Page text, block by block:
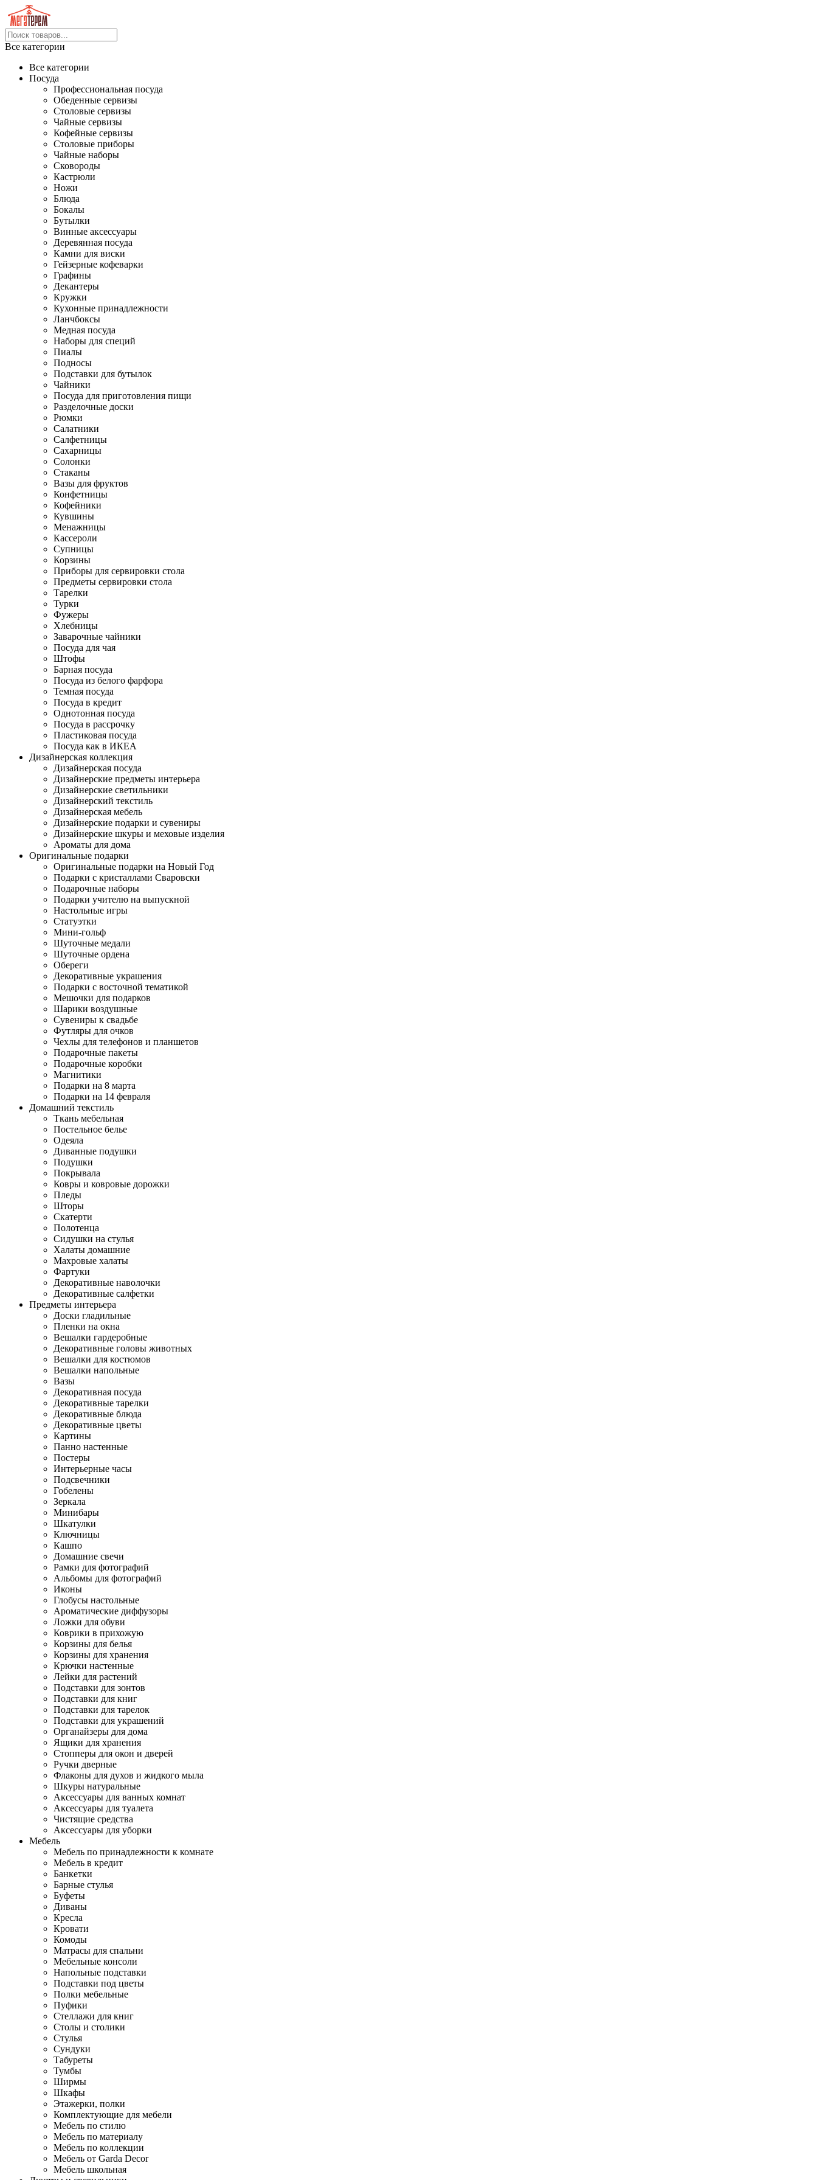
Все категории
Все категории
Посуда
Профессиональная посуда
Обеденные сервизы
Столовые сервизы
Чайные сервизы
Кофейные сервизы
Столовые приборы
Чайные наборы
Сковороды
Кастрюли
Ножи
Блюда
Бокалы
Бутылки
Винные аксессуары
Деревянная посуда
Камни для виски
Гейзерные кофеварки
Графины
Декантеры
Кружки
Кухонные принадлежности
Ланчбоксы
Медная посуда
Наборы для специй
Пиалы
Подносы
Подставки для бутылок
Чайники
Посуда для приготовления пищи
Разделочные доски
Рюмки
Салатники
Салфетницы
Сахарницы
Солонки
Стаканы
Вазы для фруктов
Конфетницы
Кофейники
Кувшины
Менажницы
Кассероли
Супницы
Корзины
Приборы для сервировки стола
Предметы сервировки стола
Тарелки
Турки
Фужеры
Хлебницы
Заварочные чайники
Посуда для чая
Штофы
Барная посуда
Посуда из белого фарфора
Темная посуда
Посуда в кредит
Однотонная посуда
Посуда в рассрочку
Пластиковая посуда
Посуда как в ИКЕА
Дизайнерская коллекция
Дизайнерская посуда
Дизайнерские предметы интерьера
Дизайнерские светильники
Дизайнерский текстиль
Дизайнерская мебель
Дизайнерские подарки и сувениры
Дизайнерские шкуры и меховые изделия
Ароматы для дома
Оригинальные подарки
Оригинальные подарки на Новый Год
Подарки с кристаллами Сваровски
Подарочные наборы
Подарки учителю на выпускной
Настольные игры
Статуэтки
Мини-гольф
Шуточные медали
Шуточные ордена
Обереги
Декоративные украшения
Подарки с восточной тематикой
Мешочки для подарков
Шарики воздушные
Сувениры к свадьбе
Футляры для очков
Чехлы для телефонов и планшетов
Подарочные пакеты
Подарочные коробки
Магнитики
Подарки на 8 марта
Подарки на 14 февраля
Домашний текстиль
Ткань мебельная
Постельное белье
Одеяла
Диванные подушки
Подушки
Покрывала
Ковры и ковровые дорожки
Пледы
Шторы
Скатерти
Полотенца
Сидушки на стулья
Халаты домашние
Махровые халаты
Фартуки
Декоративные наволочки
Декоративные салфетки
Предметы интерьера
Доски гладильные
Пленки на окна
Вешалки гардеробные
Декоративные головы животных
Вешалки для костюмов
Вешалки напольные
Вазы
Декоративная посуда
Декоративные тарелки
Декоративные блюда
Декоративные цветы
Картины
Панно настенные
Постеры
Интерьерные часы
Подсвечники
Гобелены
Зеркала
Минибары
Шкатулки
Ключницы
Кашпо
Домашние свечи
Рамки для фотографий
Альбомы для фотографий
Иконы
Глобусы настольные
Ароматические диффузоры
Ложки для обуви
Коврики в прихожую
Корзины для белья
Корзины для хранения
Крючки настенные
Лейки для растений
Подставки для зонтов
Подставки для книг
Подставки для тарелок
Подставки для украшений
Органайзеры для дома
Ящики для хранения
Стопперы для окон и дверей
Ручки дверные
Флаконы для духов и жидкого мыла
Шкуры натуральные
Аксессуары для ванных комнат
Аксессуары для туалета
Чистящие средства
Аксессуары для уборки
Мебель
Мебель по принадлежности к комнате
Мебель в кредит
Банкетки
Барные стулья
Буфеты
Диваны
Кресла
Кровати
Комоды
Матрасы для спальни
Мебельные консоли
Напольные подставки
Подставки под цветы
Полки мебельные
Пуфики
Стеллажи для книг
Столы и столики
Стулья
Сундуки
Табуреты
Тумбы
Ширмы
Шкафы
Этажерки, полки
Комплектующие для мебели
Мебель по стилю
Мебель по материалу
Мебель по коллекции
Мебель от Garda Decor
Мебель школьная